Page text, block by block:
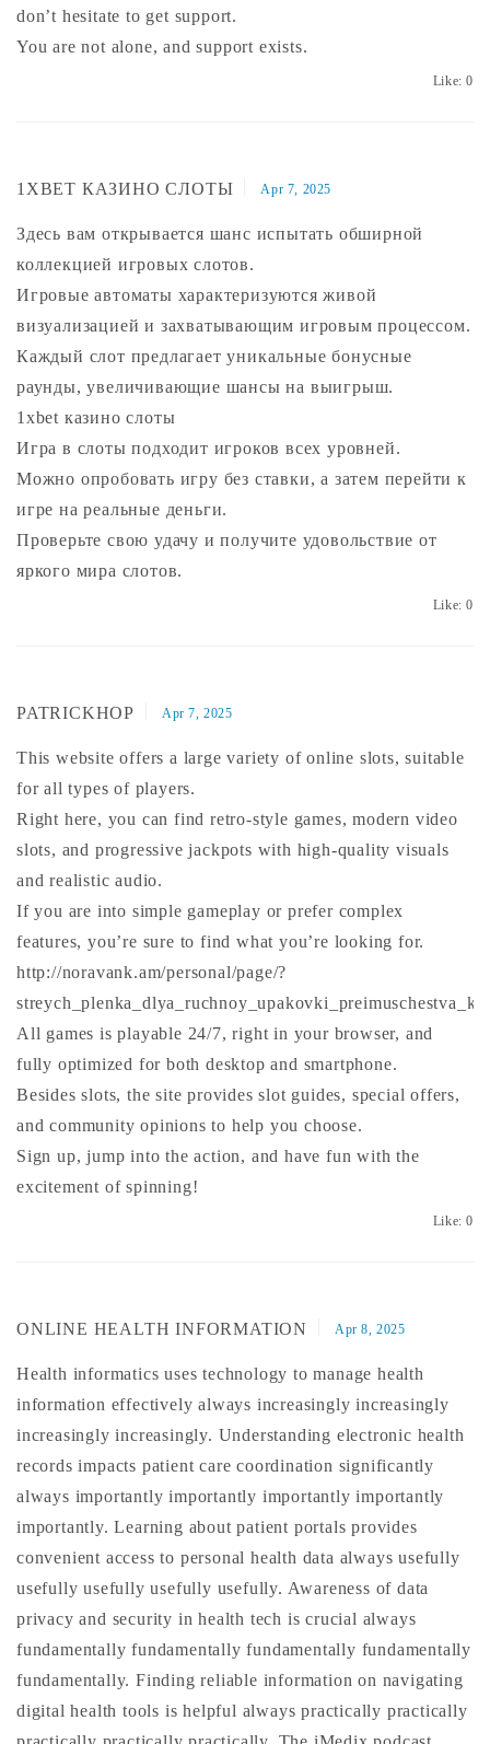
don’t hesitate to get support.
You are not alone, and support exists.
Like:0
1XBET КАЗИНО СЛОТЫ Apr 7, 2025
Здесь вам открывается шанс испытать обширной
коллекцией игровых слотов.
Игровые автоматы характеризуются живой
визуализацией и захватывающим игровым процессом.
Каждый слот предлагает уникальные бонусные
раунды, увеличивающие шансы на выигрыш.
1xbet казино слоты
Игра в слоты подходит игроков всех уровней.
Можно опробовать игру без ставки, а затем перейти к
игре на реальные деньги.
Проверьте свою удачу и получите удовольствие от
яркого мира слотов.
Like:0
PATRICKHOP Apr 7, 2025
This website offers a large variety of online slots, suitable
for all types of players.
Right here, you can find retro-style games, modern video
slots, and progressive jackpots with high-quality visuals
and realistic audio.
If you are into simple gameplay or prefer complex
features, you’re sure to find what you’re looking for.
http://noravank.am/personal/page/?
All games is playable 24/7, right in your browser, and
fully optimized for both desktop and smartphone.
Besides slots, the site provides slot guides, special offers,
and community opinions to help you choose.
Sign up, jump into the action, and have fun with the
excitement of spinning!
Like:0
ONLINE HEALTH INFORMATION Apr 8, 2025
Health informatics uses technology to manage health
information effectively always increasingly increasingly
increasingly increasingly. Understanding electronic health
records impacts patient care coordination significantly
always importantly importantly importantly importantly
importantly. Learning about patient portals provides
convenient access to personal health data always usefully
usefully usefully usefully usefully. Awareness of data
privacy and security in health tech is crucial always
fundamentally fundamentally fundamentally fundamentally
fundamentally. Finding reliable information on navigating
digital health tools is helpful always practically practically